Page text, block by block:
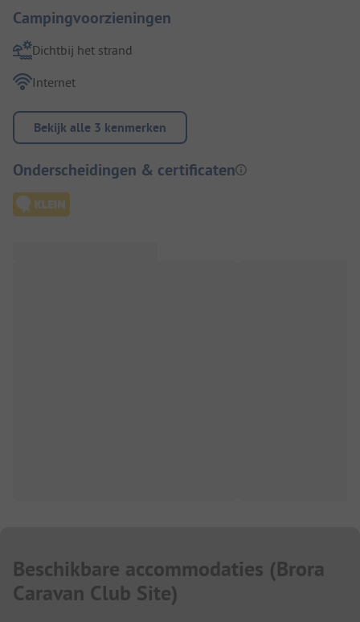
Campingvoorzieningen
Dichtbij het strand
Internet
Bekijk alle 3 kenmerken
Onderscheidingen & certificaten
Beschikbare accommodaties (Brora
Caravan Club Site)